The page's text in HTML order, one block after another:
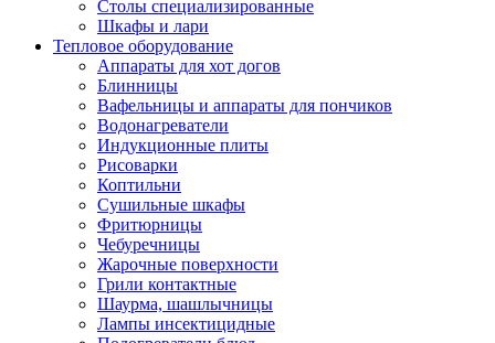
Столы специализированные
Шкафы и лари
Тепловое оборудование
Аппараты для хот догов
Блинницы
Вафельницы и аппараты для пончиков
Водонагреватели
Индукционные плиты
Рисоварки
Коптильни
Сушильные шкафы
Фритюрницы
Чебуречницы
Жарочные поверхности
Грили контактные
Шаурма, шашлычницы
Лампы инсектицидные